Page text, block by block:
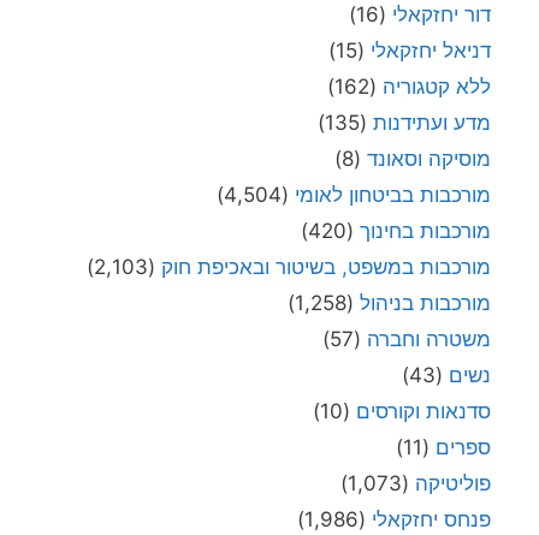
דור יחזקאלי (16)
דניאל יחזקאלי (15)
ללא קטגוריה (162)
מדע ועתידנות (135)
מוסיקה וסאונד (8)
מורכבות בביטחון לאומי (4,504)
מורכבות בחינוך (420)
מורכבות במשפט, בשיטור ובאכיפת חוק (2,103)
מורכבות בניהול (1,258)
משטרה וחברה (57)
נשים (43)
סדנאות וקורסים (10)
ספרים (11)
פוליטיקה (1,073)
פנחס יחזקאלי (1,986)